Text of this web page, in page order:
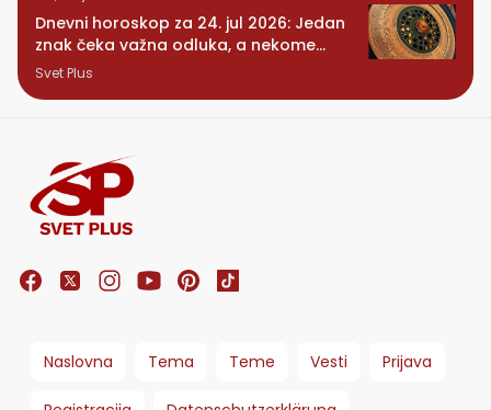
Dnevni horoskop za 24. jul 2026: Jedan
znak čeka važna odluka, a nekome
stiže iznenađenje
Svet Plus
Naslovna Tema Teme Vesti Prijava